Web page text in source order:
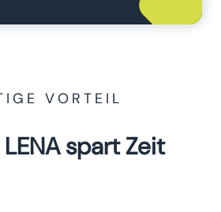
VORTEIL
spart Zeit